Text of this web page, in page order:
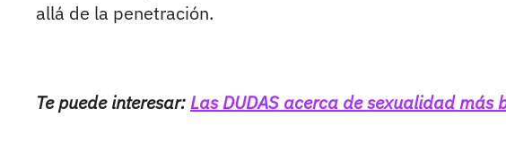
allá de la penetración.
Te puede interesar:Las DUDAS acerca de sexualidad más